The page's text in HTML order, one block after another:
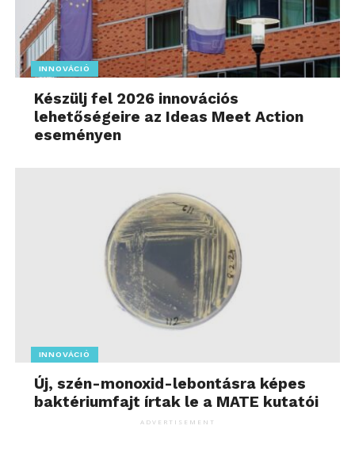
INNOVÁCIÓ
Készülj fel 2026 innovációs
lehetőségeire az Ideas Meet Action
eseményen
INNOVÁCIÓ
Új, szén-monoxid-lebontásra képes
baktériumfajt írtak le a MATE kutatói
ADVERTISEMENT